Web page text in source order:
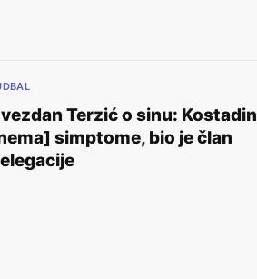
Terzić o sinu: Kostadin
simptome, bio je član